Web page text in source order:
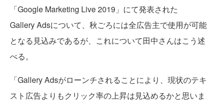
「Google Marketing Live 2019」にて発表された
Gallery Adsについて、秋ごろには全広告主で使用が可能
となる見込みであるが、これについて田中さんはこう述
べる。
「Gallery Adsがローンチされることにより、現状のテキ
スト広告よりもクリック率の上昇は見込めるかと思いま